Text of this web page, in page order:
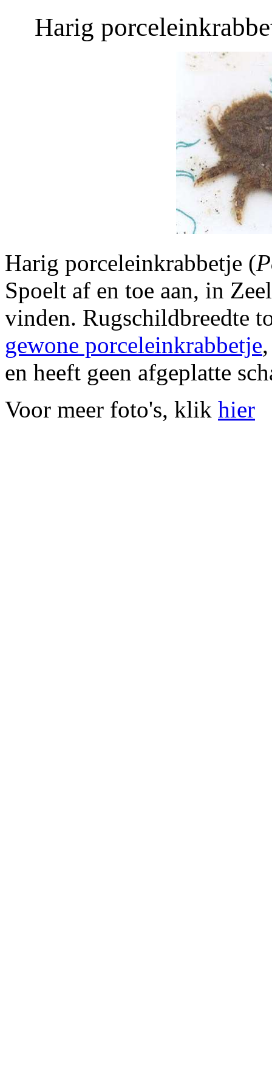
Harig
Harig porceleinkrabbetje (
Spoelt af en toe aan, in
vinden. Rugschildbreedte
gewone porceleinkrabbetje
en heeft geen afgeplatte
Voor meer foto's, klik hier